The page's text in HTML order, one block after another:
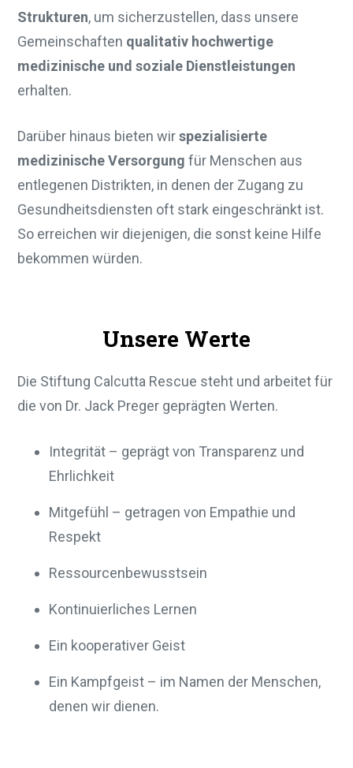
Strukturen, um sicherzustellen, dass unsere
Gemeinschaften qualitativ hochwertige
medizinische und soziale Dienstleistungen
erhalten.
Darüber hinaus bieten wirspezialisierte
medizinische Versorgung für Menschen aus
entlegenen Distrikten, in denen der Zugang zu
Gesundheitsdiensten oft stark eingeschränkt ist.
So erreichen wir diejenigen, die sonst keine Hilfe
bekommen würden.
Unsere Werte
Die Stiftung Calcutta Rescue steht und arbeitet für
die von Dr. Jack Preger geprägten Werten.
Integrität – geprägt von Transparenz und
Ehrlichkeit
Mitgefühl – getragen von Empathie und
Respekt
Ressourcenbewusstsein
Kontinuierliches Lernen
Ein kooperativer Geist
Ein Kampfgeist – im Namen der Menschen,
denen wir dienen.